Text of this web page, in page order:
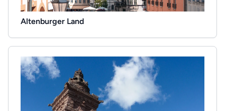
Altenburger Land